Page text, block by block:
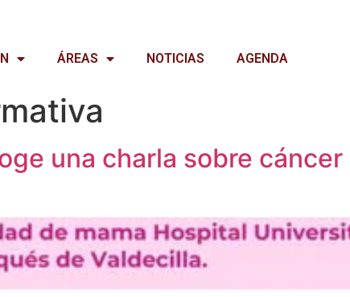
ÁREAS NOTICIAS AGENDA
una charla sobre cáncer